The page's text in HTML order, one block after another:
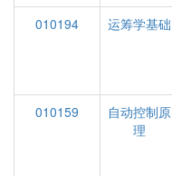
010194
运筹学基础
010159
自动控制原
理